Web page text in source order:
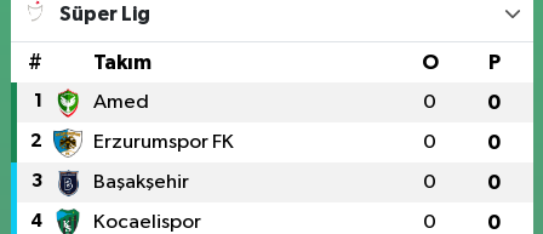
Süper Lig
# Takım O P
1 Amed 0 0
2 Erzurumspor FK 0 0
3 Başakşehir 0 0
4 Kocaelispor 0 0